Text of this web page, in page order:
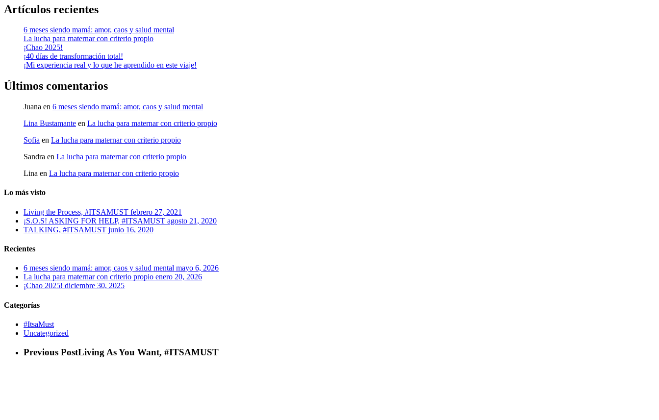
Artículos recientes
6 meses siendo mamá: amor, caos y salud mental
La lucha para maternar con criterio propio
¡Chao 2025!
¡40 días de transformación total!
¡Mi experiencia real y lo que he aprendido en este viaje!
Últimos comentarios
Juana en 6 meses siendo mamá: amor, caos y salud mental
Lina Bustamante en La lucha para maternar con criterio propio
Sofia en La lucha para maternar con criterio propio
Sandra en La lucha para maternar con criterio propio
Lina en La lucha para maternar con criterio propio
Lo más visto
Living the Process, #ITSAMUST febrero 27, 2021
¡S.O.S! ASKING FOR HELP, #ITSAMUST agosto 21, 2020
TALKING, #ITSAMUST junio 16, 2020
Recientes
6 meses siendo mamá: amor, caos y salud mental mayo 6, 2026
La lucha para maternar con criterio propio enero 20, 2026
¡Chao 2025! diciembre 30, 2025
Categorías
#ItsaMust
Uncategorized
Previous PostLiving As You Want, #ITSAMUST